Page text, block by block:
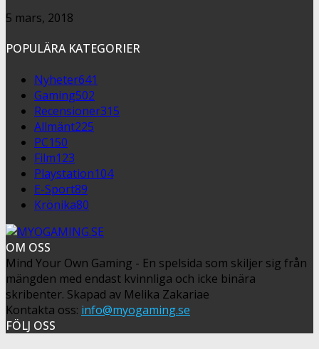
5 mars, 2018
POPULÄRA KATEGORIER
Nyheter641
Gaming502
Recensioner315
Allmänt225
PC150
Film123
Playstation104
E-Sport89
Krönika80
OM OSS
Mind Your Own Gaming - En spelsida som skiljer sig från
mängden med endast kvinnliga och icke binära
skribenter. Skapad av Melika Zakariae
Kontakta oss: info@myogaming.se
FÖLJ OSS